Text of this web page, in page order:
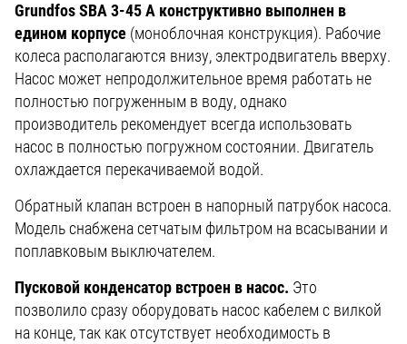
Grundfos SBA 3-45 A конструктивно выполнен в
едином корпусе (моноблочная конструкция). Рабочие
колеса располагаются внизу, электродвигатель вверху.
Насос может непродолжительное время работать не
полностью погруженным в воду, однако
производитель рекомендует всегда использовать
насос в полностью погружном состоянии. Двигатель
охлаждается перекачиваемой водой.
Обратный клапан встроен в напорный патрубок насоса.
Модель снабжена сетчатым фильтром на всасывании и
поплавковым выключателем.
Пусковой конденсатор встроен в насос. Это
позволило сразу оборудовать насос кабелем с вилкой
на конце, так как отсутствует необходимость в